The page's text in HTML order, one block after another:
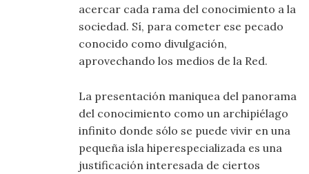
acercar cada rama del conocimiento a la
sociedad. Sí, para cometer ese pecado
conocido como divulgación,
aprovechando los medios de la Red.
La presentación maniquea del panorama
del conocimiento como un archipiélago
infinito donde sólo se puede vivir en una
pequeña isla hiperespecializada es una
justificación interesada de ciertos